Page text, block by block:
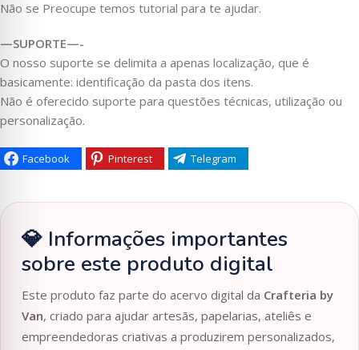
Não se Preocupe temos tutorial para te ajudar.
—SUPORTE—-
O nosso suporte se delimita a apenas localização, que é
basicamente: identificação da pasta dos itens.
Não é oferecido suporte para questões técnicas, utilização ou
personalização.
Facebook Pinterest Telegram
💎 Informações importantes
sobre este produto digital
Este produto faz parte do acervo digital da Crafteria by
Van, criado para ajudar artesãs, papelarias, ateliês e
empreendedoras criativas a produzirem personalizados,